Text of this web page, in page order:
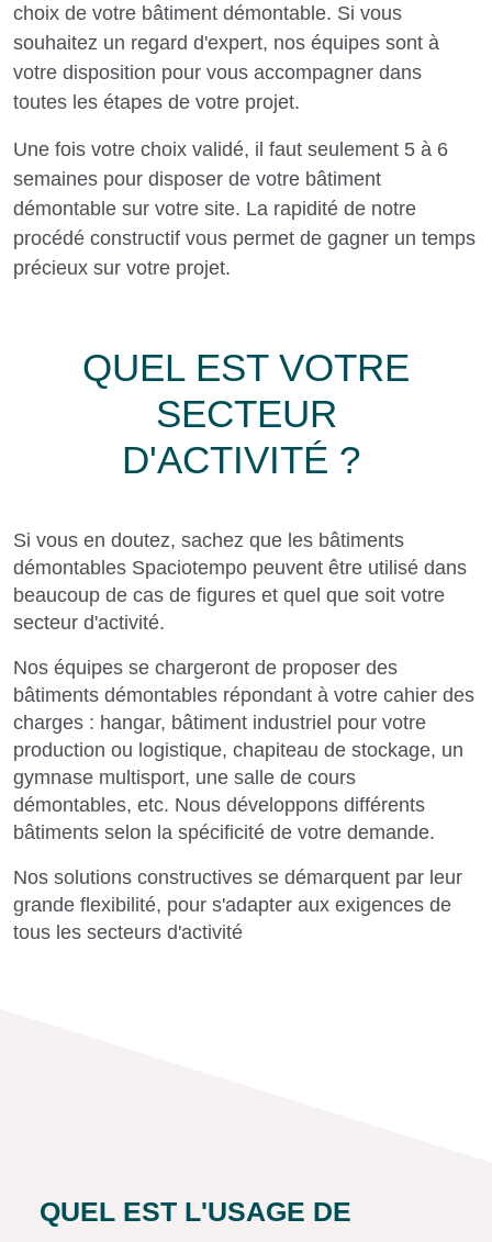
choix de votre bâtiment démontable. Si vous
souhaitez un regard d'expert, nos équipes sont à
votre disposition pour vous accompagner dans
toutes les étapes de votre projet.
Une fois votre choix validé, il faut seulement 5 à 6
semaines pour disposer de votre bâtiment
démontable sur votre site. La rapidité de notre
procédé constructif vous permet de gagner un temps
précieux sur votre projet.
QUEL EST VOTRE
SECTEUR
D'ACTIVITÉ ?
Si vous en doutez, sachez que les bâtiments
démontables Spaciotempo peuvent être utilisé dans
beaucoup de cas de figures et quel que soit votre
secteur d'activité.
Nos équipes se chargeront de proposer des
bâtiments démontables répondant à votre cahier des
charges : hangar, bâtiment industriel pour votre
production ou logistique, chapiteau de stockage, un
gymnase multisport, une salle de cours
démontables, etc. Nous développons différents
bâtiments selon la spécificité de votre demande.
Nos solutions constructives se démarquent par leur
grande flexibilité, pour s'adapter aux exigences de
tous les secteurs d'activité
QUEL EST L'USAGE DE